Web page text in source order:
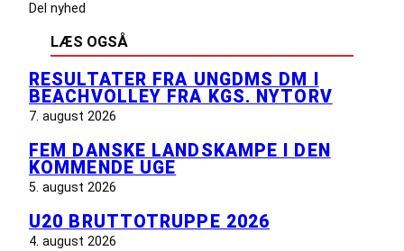
Del nyhed
LÆS OGSÅ
RESULTATER FRA UNGDMS DM I
BEACHVOLLEY FRA KGS. NYTORV
7. august 2026
FEM DANSKE LANDSKAMPE I DEN
KOMMENDE UGE
5. august 2026
U20 BRUTTOTRUPPE 2026
4. august 2026